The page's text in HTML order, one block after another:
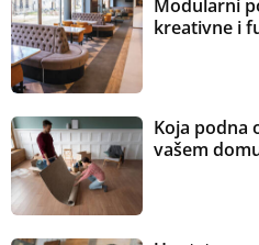
Modularni
kreativne i
Koja podna
vašem